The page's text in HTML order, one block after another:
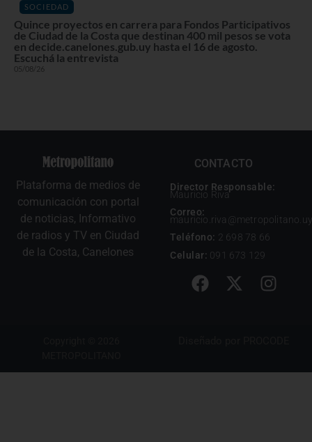
SOCIEDAD
Quince proyectos en carrera para Fondos Participativos
de Ciudad de la Costa que destinan 400 mil pesos se vota
en decide.canelones.gub.uy hasta el 16 de agosto.
Escuchá la entrevista
05/08/26
Plataforma de medios de
comunicación con portal
de noticias, Informativo
de radios y TV en Ciudad
de la Costa, Canelones
CONTACTO
Director Responsable:
Mauricio Riva
Correo:
mauricio.riva@metropolitano.uy
Teléfono: 2 698 78 66
Celular: 091 673 129